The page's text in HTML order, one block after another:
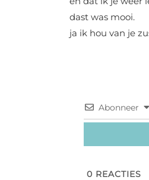
dast was mooi.
ja ik hou van je
Abonneer
0 REACTIES